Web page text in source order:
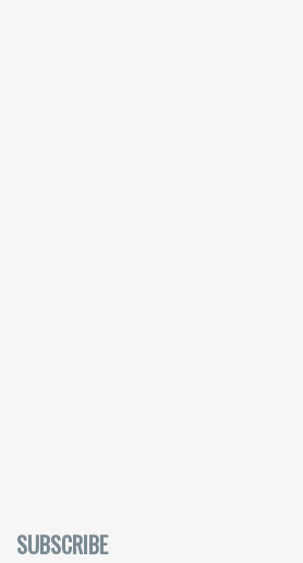
SUBSCRIBE